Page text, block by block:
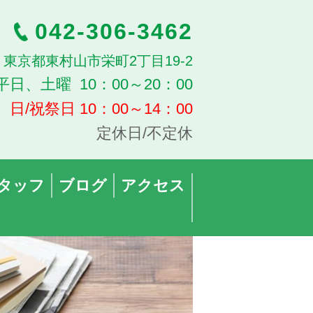
042-306-3462
京都東村山市栄町2丁目19-2
日、土曜 10：00～20：00
日/祝祭日 10：00～14：00
定休日/不定休
ッフ ブログ アクセス